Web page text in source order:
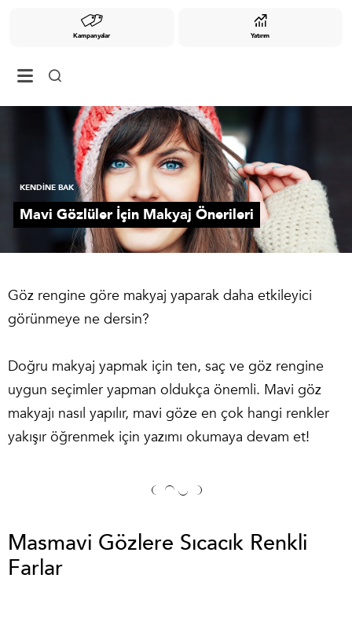
Kampanyalar Yatırım
KENDİNE BAK
Mavi Gözlüler İçin Makyaj Önerileri
Göz rengine göre makyaj yaparak daha etkileyici
görünmeye ne dersin?
Doğru makyaj yapmak için ten, saç ve göz rengine
uygun seçimler yapman oldukça önemli. Mavi göz
makyajı nasıl yapılır, mavi göze en çok hangi renkler
yakışır öğrenmek için yazımı okumaya devam et!
Masmavi Gözlere Sıcacık Renkli
Farlar